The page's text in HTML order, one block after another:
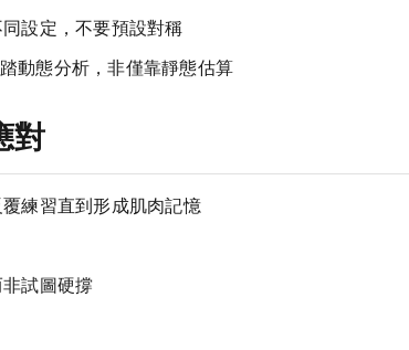
設定，不要預設對稱
動態分析，非僅靠靜態估算
對
練習直到形成肌肉記憶
試圖硬撐